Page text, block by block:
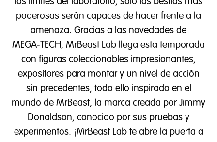
los límites del laboratorio, solo las bestias más
poderosas serán capaces de hacer frente a la
amenaza. Gracias a las novedades de
MEGA‑TECH, MrBeast Lab llega esta temporada
con figuras coleccionables impresionantes,
expositores para montar y un nivel de acción
sin precedentes, todo ello inspirado en el
mundo de MrBeast, la marca creada por Jimmy
Donaldson, conocido por sus pruebas y
experimentos. ¡MrBeast Lab te abre la puerta a